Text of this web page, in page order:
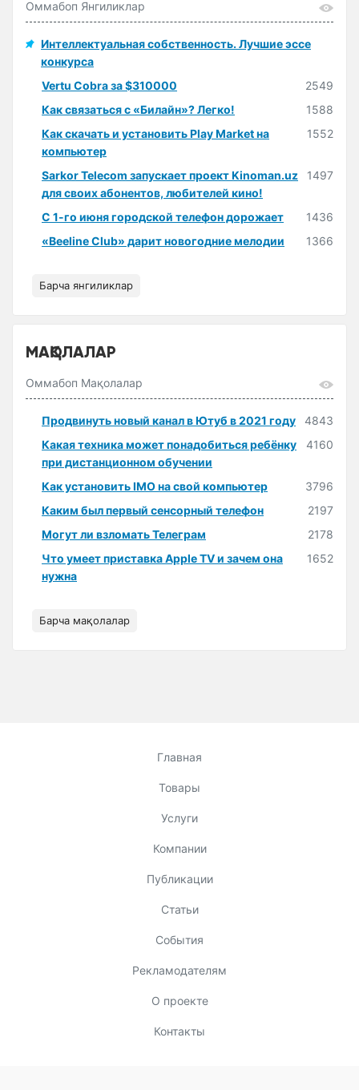
Оммабоп Янгиликлар
Интеллектуальная собственность. Лучшие эссе
конкурса
Vertu Cobra за $310000
2549
Как связаться с «Билайн»? Легко!
1588
Как скачать и установить Play Market на
компьютер
1552
Sarkor Telecom запускает проект Kinoman.uz
для своих абонентов, любителей кино!
1497
С 1-го июня городской телефон дорожает
1436
«Beeline Club» дарит новогодние мелодии
1366
Барча янгиликлар
МАҚОЛАЛАР
Оммабоп Мақолалар
Продвинуть новый канал в Ютуб в 2021 году
4843
Какая техника может понадобиться ребёнку
при дистанционном обучении
4160
Как установить IMO на свой компьютер
3796
Каким был первый сенсорный телефон
2197
Могут ли взломать Телеграм
2178
Что умеет приставка Apple TV и зачем она
нужна
1652
Барча мақолалар
Главная
Товары
Услуги
Компании
Публикации
Статьи
События
Рекламодателям
О проекте
Контакты